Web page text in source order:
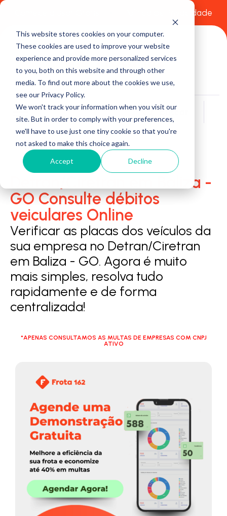
This website stores cookies on your computer.
These cookies are used to improve your website
experience and provide more personalized services
to you, both on this website and through other
media. To find out more about the cookies we use,
see our Privacy Policy.
We won't track your information when you visit our
site. But in order to comply with your preferences,
we'll have to use just one tiny cookie so that you're
not asked to make this choice again.
Accept Decline
Política de Privacidade
Buscar
Detran/Ciretran em Baliza -
GO Consulte débitos
veiculares Online
Verificar as placas dos veículos da
sua empresa no Detran/Ciretran
em Baliza - GO. Agora é muito
mais simples, resolva tudo
rapidamente e de forma
centralizada!
*APENAS CONSULTAMOS AS MULTAS DE EMPRESAS COM CNPJ
ATIVO